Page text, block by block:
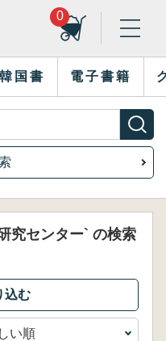
0
韓国書 電子書籍
究センター` の検索